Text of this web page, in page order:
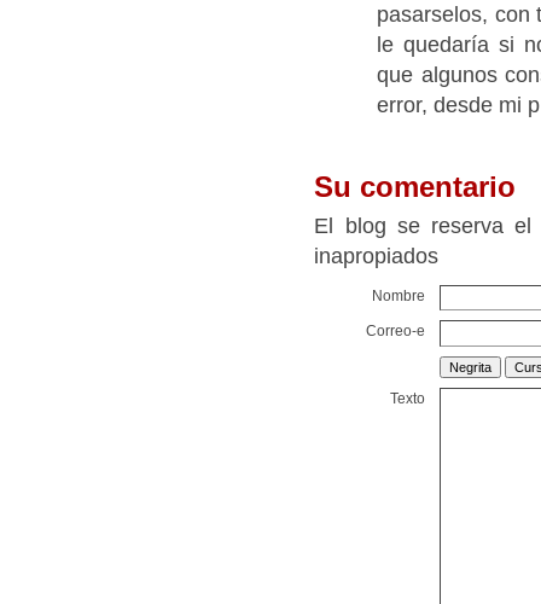
pasarselos, con
le quedaría si
que algunos
error, desde mi
Su comentario
El blog se reserva el
inapropiados
Nombre
Correo-e
Texto